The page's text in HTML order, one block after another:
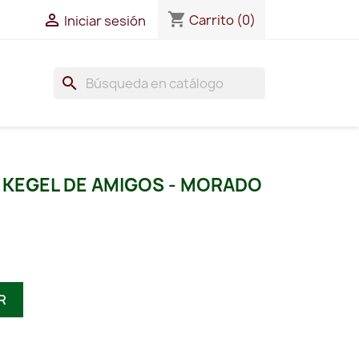
 Iniciar sesión shopping_cart Carrito (0)
search
DE AMIGOS - MORADO